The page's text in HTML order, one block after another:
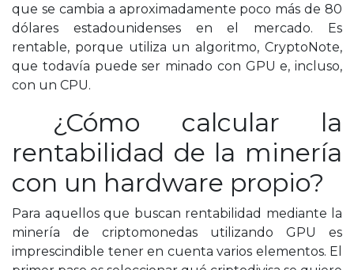
que se cambia a aproximadamente poco más de 80
dólares estadounidenses en el mercado. Es
rentable, porque utiliza un algoritmo, CryptoNote,
que todavía puede ser minado con GPU e, incluso,
con un CPU.
¿Cómo calcular la
rentabilidad de la minería
con un hardware propio?
Para aquellos que buscan rentabilidad mediante la
minería de criptomonedas utilizando GPU es
imprescindible tener en cuenta varios elementos. El